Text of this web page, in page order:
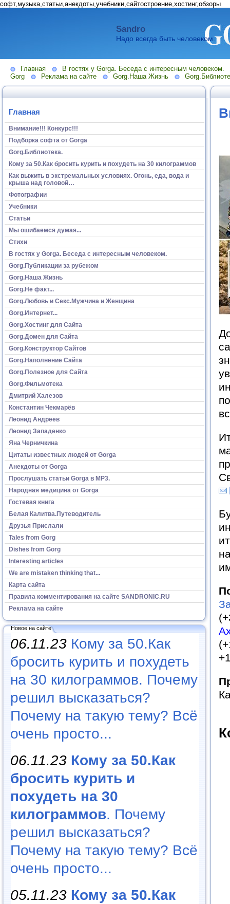
софт,музыка,статьи,анекдоты,учебники,сайтостроение,хостинг,обзоры
Sandro
Надо всегда быть человеком.
Главная
В гостях у Gorga. Беседа с интересным человеком.
Gorg
Реклама на сайте Gorg.Наша Жизнь
Главная
Внимание!!! Конкурс!!!
Подборка софта от Gorga
Gorg.Библиотека.
Кому за 50.Как бросить курить и похудеть на 30 килограммов
Как выжить в экстремальных условиях. Огонь, еда, вода и
крыша над головой…
Фотографии
Учебники
Статьи
Мы ошибаемся думая...
Стихи
В гостях у Gorga. Беседа с интересным человеком.
Gorg.Публикации за рубежом
Gorg.Наша Жизнь
Gorg.Не факт...
Gorg.Любовь и Секс.Мужчина и Женщина
Gorg.Интернет...
Gorg.Хостинг для Сайта
Gorg.Домен для Сайта
Gorg.Конструктор Сайтов
Gorg.Наполнение Сайта
Gorg.Полезное для Сайта
Gorg.Фильмотека
Дмитрий Халезов
Константин Чекмарёв
Леонид Андреев
Леонид Западенко
Яна Черничкина
Цитаты известных людей от Gorga
Анекдоты от Gorga
Прослушать статьи Gorga в МР3.
Народная медицина от Gorga
Гостевая книга
Белая Калитва.Путеводитель
Друзья Прислали
Tales from Gorg
Dishes from Gorg
Interesting articles
We are mistaken thinking that...
Карта сайта
Правила комментирования на сайте SANDRONIC.RU
Реклама на сайте
Новое на сайте
06.11.23 Кому за 50.Как
бросить курить и похудеть
на 30 килограммов. Почему
решил высказаться?
Почему на такую тему? Всё
очень просто...
06.11.23 Кому за 50.Как
бросить курить и
похудеть на 30
килограммов. Почему
решил высказаться?
Почему на такую тему? Всё
очень просто...
05.11.23 Кому за 50.Как